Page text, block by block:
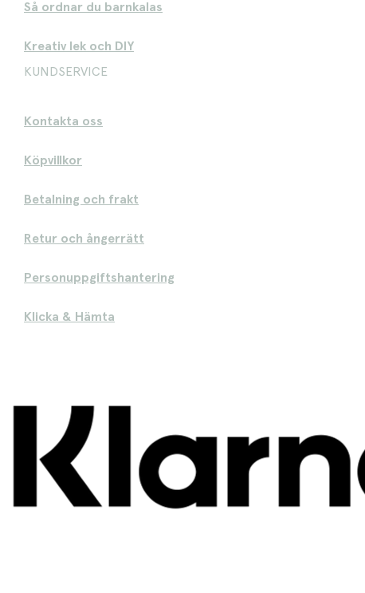
Så ordnar du barnkalas
Kreativ lek och DIY
KUNDSERVICE
Kontakta oss
Köpvillkor
Betalning och frakt
Retur och ångerrätt
Personuppgiftshantering
Klicka & Hämta